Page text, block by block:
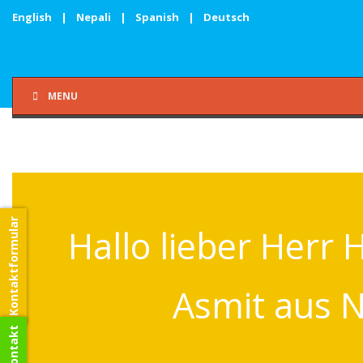
English | Nepali | Spanish | Deutsch
MENU
Hallo lieber Herr
Asmit aus
Kontaktformular